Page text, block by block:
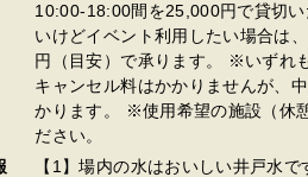
10:00-18:00間を25,000円で貸切
いけどイベント利用したい場合は
円（目安）で承ります。 ※いずれ
キャンセル料はかかりませんが、
かります。 ※使用希望の施設（休
ださい。
【1】場内の水はおいしい井戸水